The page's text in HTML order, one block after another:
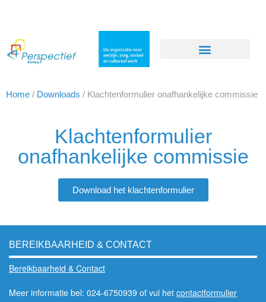
Home / Downloads / Klachtenformulier onafhankelijke commissie
Klachtenformulier
onafhankelijke commissie
Download het klachtenformulier
BEREIKBAARHEID & CONTACT
Bereikbaarheid & Contact
Meer informatie bel: 024-6750939 of vul het contactformulier